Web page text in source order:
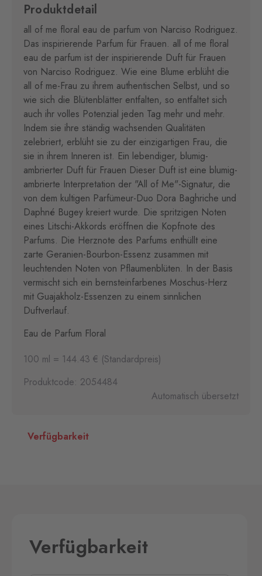
Produktdetail
all of me floral eau de parfum von Narciso Rodriguez.
Das inspirierende Parfum für Frauen. all of me floral
eau de parfum ist der inspirierende Duft für Frauen
von Narciso Rodriguez. Wie eine Blume erblüht die
all of me-Frau zu ihrem authentischen Selbst, und so
wie sich die Blütenblätter entfalten, so entfaltet sich
auch ihr volles Potenzial jeden Tag mehr und mehr.
Indem sie ihre ständig wachsenden Qualitäten
zelebriert, erblüht sie zu der einzigartigen Frau, die
sie in ihrem Inneren ist. Ein lebendiger, blumig-
ambrierter Duft für Frauen Dieser Duft ist eine blumig-
ambrierte Interpretation der "All of Me"-Signatur, die
von dem kultigen Parfümeur-Duo Dora Baghriche und
Daphné Bugey kreiert wurde. Die spritzigen Noten
eines Litschi-Akkords eröffnen die Kopfnote des
Parfums. Die Herznote des Parfums enthüllt eine
zarte Geranien-Bourbon-Essenz zusammen mit
leuchtenden Noten von Pflaumenblüten. In der Basis
vermischt sich ein bernsteinfarbenes Moschus-Herz
mit Guajakholz-Essenzen zu einem sinnlichen
Duftverlauf.
Eau de Parfum Floral
100 ml = 144.43 € (Standardpreis)
Produktcode: 2054484
Automatisch übersetzt
Verfügbarkeit
Verfügbarkeit